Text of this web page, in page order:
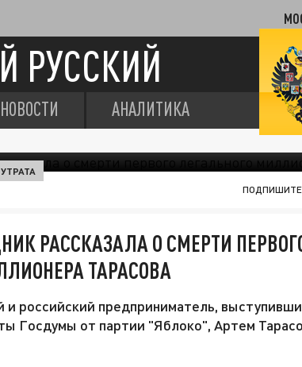
РУССКИЙ
НОВОСТИ АНАЛИТИКА
УТРАТА
РАССКАЗАЛА О СМЕРТИ
ТАРАСОВА
и российский предприниматель,
Госдумы от партии "Яблоко", Артем